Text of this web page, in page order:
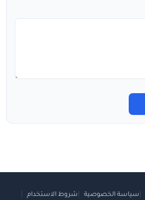
سياسة الخصوصية شروط الاستخدام